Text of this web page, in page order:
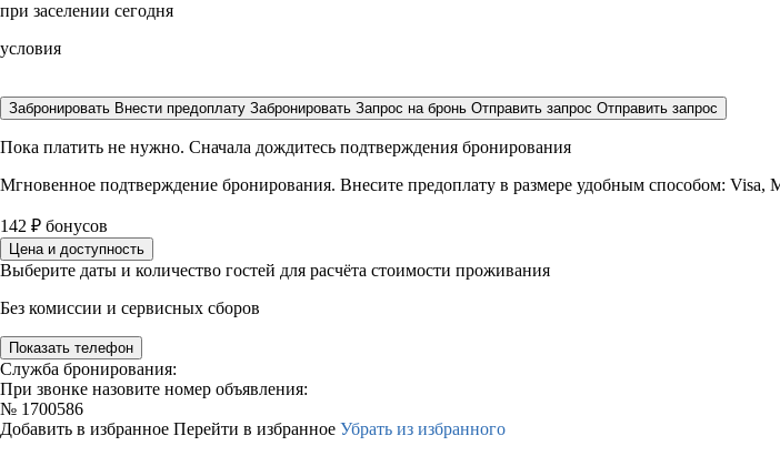
при заселении сегодня
условия
Забронировать Внести предоплату Забронировать Запрос на бронь Отправить запрос Отправить запрос
Пока платить не нужно. Сначала дождитесь подтверждения бронирования
Мгновенное подтверждение бронирования. Внесите предоплату в размере удобным способом: Visa,
142 ₽ бонусов
Цена и доступность
Выберите даты и количество гостей для расчёта стоимости проживания
Без комиссии и сервисных сборов
Показать телефон
Служба бронирования:
При звонке назовите номер объявления:
№ 1700586
Добавить в избранное Перейти в избранное Убрать из избранного